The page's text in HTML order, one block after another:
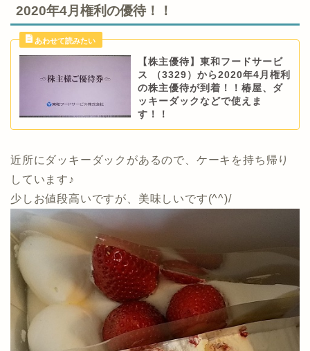
2020年4月権利の優待！！
【株主優待】東和フードサービ
ス （3329）から2020年4月権利
の株主優待が到着！！椿屋、ダ
ッキーダックなどで使えま
す！！
近所にダッキーダックがあるので、ケーキを持ち帰り
しています♪
少しお値段高いですが、美味しいです(^^)/